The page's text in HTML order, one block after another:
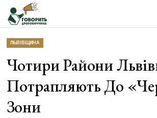
ЛЬВІВЩИНА
Чотири Райони
Потрапляють До
Зони